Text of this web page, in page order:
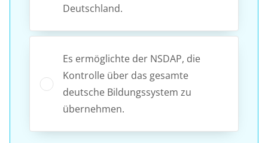
Deutschland.
Es ermöglichte der NSDAP, die
Kontrolle über das gesamte
deutsche Bildungssystem zu
übernehmen.